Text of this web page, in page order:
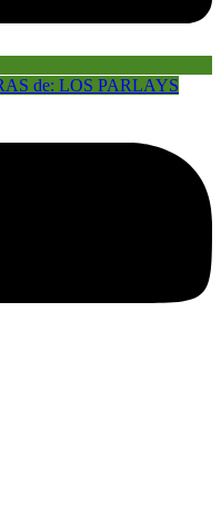
de: LOS PARLAYS